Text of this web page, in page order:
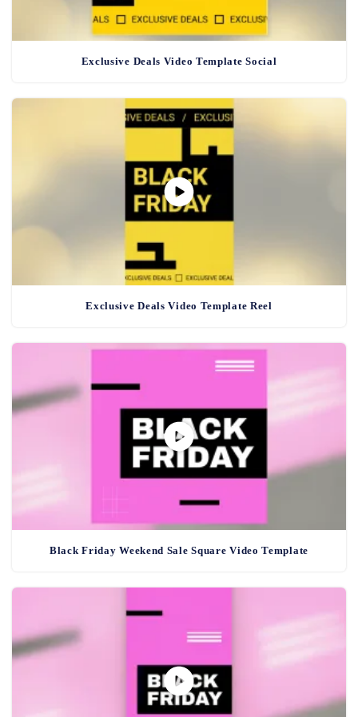
Exclusive Deals Video Template Social
Exclusive Deals Video Template Reel
Black Friday Weekend Sale Square Video Template